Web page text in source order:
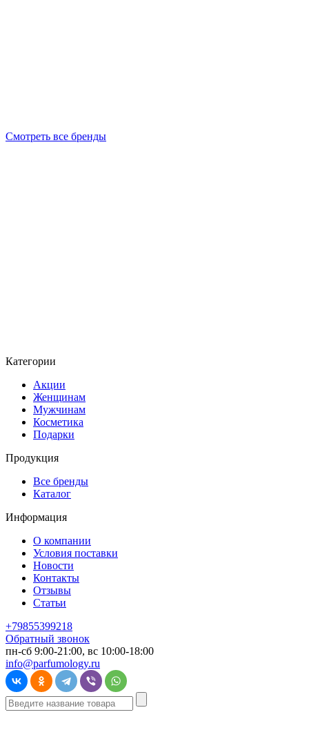
Смотреть все бренды
Категории
Акции
Женщинам
Мужчинам
Косметика
Подарки
Продукция
Все бренды
Каталог
Информация
О компании
Условия поставки
Новости
Контакты
Отзывы
Статьи
+79855399218
Обратный звонок
пн-сб 9:00-21:00, вс 10:00-18:00
info@parfumology.ru